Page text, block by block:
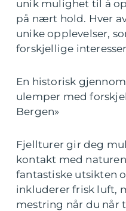
unik mulighet til å
på nært hold. Hver
unike opplevelser,
forskjellige
En historisk
ulemper med
Bergen»
Fjellturer gir deg
kontakt med
fantastiske utsikten
inkluderer frisk luft,
mestring når du når